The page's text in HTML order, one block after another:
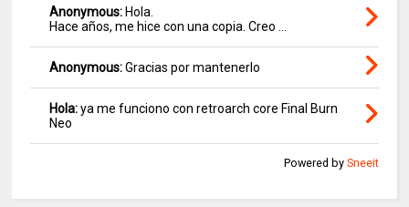
Anonymous: Hola.
Hace años, me hice con una copia. Creo ...
Anonymous:Gracias por mantenerlo
Hola:ya me funciono con retroarch core Final Burn
Neo
Powered by Sneeit